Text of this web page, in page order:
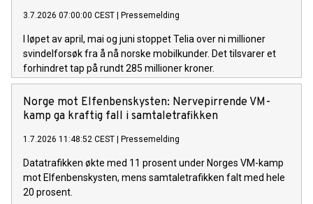
3.7.2026 07:00:00 CEST Pressemelding
I løpet av april, mai og juni stoppet Telia over ni millioner
svindelforsøk fra å nå norske mobilkunder. Det tilsvarer et
forhindret tap på rundt 285 millioner kroner.
Norge mot Elfenbenskysten: Nervepirrende VM-
kamp ga kraftig fall i samtaletrafikken
1.7.2026 11:48:52 CEST Pressemelding
Datatrafikken økte med 11 prosent under Norges VM-kamp
mot Elfenbenskysten, mens samtaletrafikken falt med hele
20 prosent.